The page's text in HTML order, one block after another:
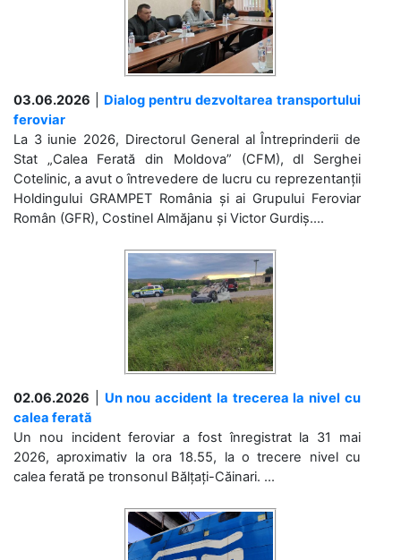
03.06.2026
Dialog pentru dezvoltarea transportului
feroviar
La 3 iunie 2026, Directorul General al Întreprinderii de
Stat „Calea Ferată din Moldova” (CFM), dl Serghei
Cotelinic, a avut o întrevedere de lucru cu reprezentanții
Holdingului GRAMPET România și ai Grupului Feroviar
Român (GFR), Costinel Almăjanu și Victor Gurdiș....
02.06.2026
Un nou accident la trecerea la nivel cu
calea ferată
Un nou incident feroviar a fost înregistrat la 31 mai
2026, aproximativ la ora 18.55, la o trecere nivel cu
calea ferată pe tronsonul Bălțați-Căinari. ...